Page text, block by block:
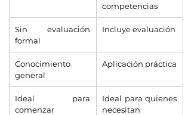
competencias
Sin evaluación
formal
Incluye evaluación
Conocimiento
general
Aplicación práctica
Ideal para
comenzar
Ideal para quienes
necesitan